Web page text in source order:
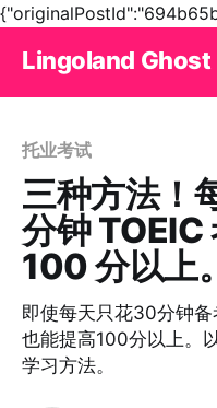
Lingoland Ghost
托业考试
三种方法！
分钟 TOEIC
100 分以上。
即使每天只花30分钟备
也能提高100分以上。
学习方法。